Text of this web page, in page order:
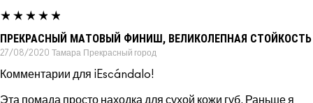
ПРЕКРАСНЫЙ МАТОВЫЙ ФИНИШ, ВЕЛИКОЛЕПНАЯ СТОЙКОСТЬ
27/08/2020 Тамара Прекрасный город
Комментарии для ¡Escándalo!
Эта помада просто находка для сухой кожи губ. Раньше я